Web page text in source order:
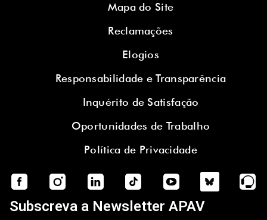
Mapa do Site
Reclamações
Elogios
Responsabilidade e Transparência
Inquérito de Satisfação
Oportunidades de Trabalho
Política de Privacidade
Subscreva a Newsletter APAV